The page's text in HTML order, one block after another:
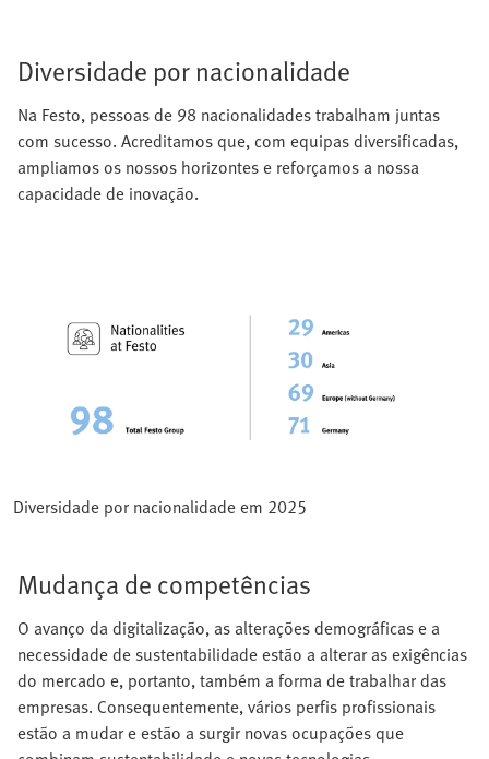
Diversidade por nacionalidade
Na Festo, pessoas de 98 nacionalidades trabalham juntas
com sucesso. Acreditamos que, com equipas diversificadas,
ampliamos os nossos horizontes e reforçamos a nossa
capacidade de inovação.
Diversidade por nacionalidade em 2025
Mudança de competências
O avanço da digitalização, as alterações demográficas e a
necessidade de sustentabilidade estão a alterar as exigências
do mercado e, portanto, também a forma de trabalhar das
empresas. Consequentemente, vários perfis profissionais
estão a mudar e estão a surgir novas ocupações que